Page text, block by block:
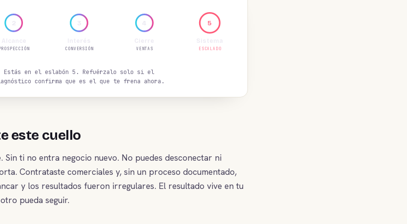
CONVERSIÓN VENTAS
5
ESCALADO
Estás en el eslabón 5. Refuérzalo solo si el
confirma que es el que te frena ahora.
este cuello
Sin ti no entra negocio nuevo. No puedes desconectar ni
Contrataste comerciales y, sin un proceso documentado,
y los resultados fueron irregulares. El resultado vive en tu
pueda seguir.